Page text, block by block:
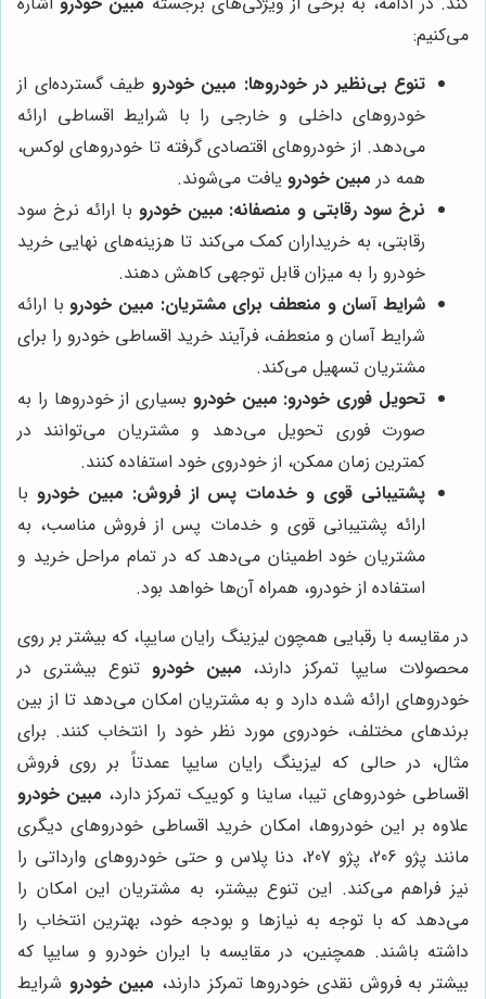
می‌کنیم:
تنوع بی‌نظیر در خودروها: مبین خودرو طیف گسترده‌ای از
خودروهای داخلی و خارجی را با شرایط اقساطی ارائه
می‌دهد. از خودروهای اقتصادی گرفته تا خودروهای لوکس،
همه در مبین خودرو یافت می‌شوند.
نرخ سود رقابتی و منصفانه: مبین خودرو با ارائه نرخ سود
رقابتی، به خریداران کمک می‌کند تا هزینه‌های نهایی خرید
خودرو را به میزان قابل توجهی کاهش دهند.
شرایط آسان و منعطف برای مشتریان: مبین خودرو با ارائه
شرایط آسان و منعطف، فرآیند خرید اقساطی خودرو را برای
مشتریان تسهیل می‌کند.
تحویل فوری خودرو: مبین خودرو بسیاری از خودروها را به
صورت فوری تحویل می‌دهد و مشتریان می‌توانند در
کمترین زمان ممکن، از خودروی خود استفاده کنند.
پشتیبانی قوی و خدمات پس از فروش: مبین خودرو با
ارائه پشتیبانی قوی و خدمات پس از فروش مناسب، به
مشتریان خود اطمینان می‌دهد که در تمام مراحل خرید و
استفاده از خودرو، همراه آن‌ها خواهد بود.
در مقایسه با رقبایی همچون لیزینگ رایان سایپا، که بیشتر بر روی
محصولات سایپا تمرکز دارند، مبین خودرو تنوع بیشتری در
خودروهای ارائه شده دارد و به مشتریان امکان می‌دهد تا از بین
برندهای مختلف، خودروی مورد نظر خود را انتخاب کنند. برای
مثال، در حالی که لیزینگ رایان سایپا عمدتاً بر روی فروش
اقساطی خودروهای تیبا، ساینا و کوییک تمرکز دارد، مبین خودرو
علاوه بر این خودروها، امکان خرید اقساطی خودروهای دیگری
مانند پژو 206، پژو 207، دنا پلاس و حتی خودروهای وارداتی را
نیز فراهم می‌کند. این تنوع بیشتر، به مشتریان این امکان را
می‌دهد که با توجه به نیازها و بودجه خود، بهترین انتخاب را
داشته باشند. همچنین، در مقایسه با ایران خودرو و سایپا که
بیشتر به فروش نقدی خودروها تمرکز دارند، مبین خودرو شرایط